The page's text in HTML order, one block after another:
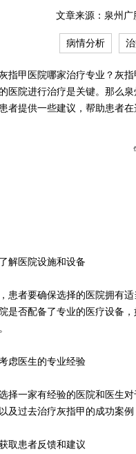
文章来源：泉州广
病情分析
甲医院哪家治疗专业？灰指
医院进行治疗是关键。那么
者提供一些建议，帮助患者
医院设施和设备
者要确保选择的医院拥有适
是否配备了专业的医疗设备
医生的专业经验
一家有经验的医院和医生对
及过去治疗灰指甲的成功案
患者反馈和建议